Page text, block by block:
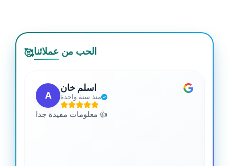
🥰الحب من عملائنا
A
اسلم خان
منذ سنة واحدة
معلومات مفيدة جدا 👍